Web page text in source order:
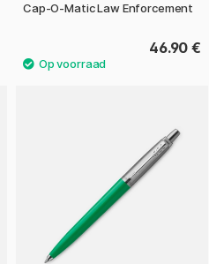
Cap-O-Matic Law Enforcement
46.90 €